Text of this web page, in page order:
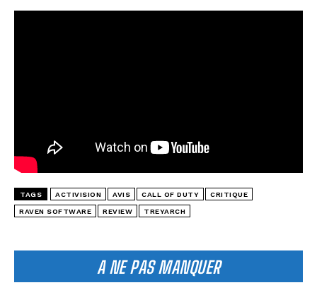
A NE PAS MANQUER
TAGS ACTIVISION AVIS CALL OF DUTY CRITIQUE
RAVEN SOFTWARE REVIEW TREYARCH